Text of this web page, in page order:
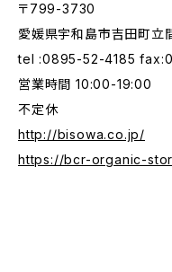
〒799-3730
愛媛県宇和島市吉田町立
tel :0895-52-4185
営業時間 10:00-19:00
不定休
http://bisowa.co.jp/
https://bcr-organic-